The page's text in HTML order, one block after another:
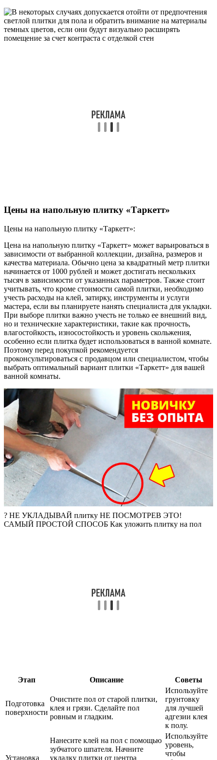
Цены на напольную плитку «Таркетт»
Цены на напольную плитку «Таркетт»:
Цена на напольную плитку «Таркетт» может варьироваться в
зависимости от выбранной коллекции, дизайна, размеров и
качества материала. Обычно цена за квадратный метр плитки
начинается от 1000 рублей и может достигать нескольких
тысяч в зависимости от указанных параметров. Также стоит
учитывать, что кроме стоимости самой плитки, необходимо
учесть расходы на клей, затирку, инструменты и услуги
мастера, если вы планируете нанять специалиста для укладки.
При выборе плитки важно учесть не только ее внешний вид,
но и технические характеристики, такие как прочность,
влагостойкость, износостойкость и уровень скольжения,
особенно если плитка будет использоваться в ванной комнате.
Поэтому перед покупкой рекомендуется
проконсультироваться с продавцом или специалистом, чтобы
выбрать оптимальный вариант плитки «Таркетт» для вашей
ванной комнаты.
? НЕ УКЛАДЫВАЙ плитку НЕ ПОСМОТРЕВ ЭТО!
САМЫЙ ПРОСТОЙ СПОСОБ Как уложить плитку на пол
Этап Описание Советы
Подготовка
поверхности
Очистите пол от старой плитки,
клея и грязи. Сделайте пол
ровным и гладким.
Используйте
грунтовку
для лучшей
адгезии клея
к полу.
Установка
Нанесите клей на пол с помощью
зубчатого шпателя. Начните
укладку плитки от центра
Используйте
уровень,
чтобы